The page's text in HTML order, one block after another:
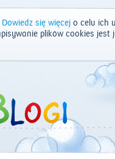
Dowiedz się więcej o celu ich
plików cookies